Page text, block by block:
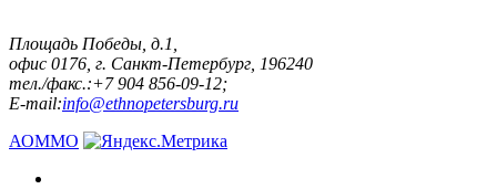
Площадь Победы, д.1,
офис 0176, г. Санкт-Петербург, 196240
тел./факс.:+7 904 856-09-12;
E-mail:info@ethnopetersburg.ru
АОММО